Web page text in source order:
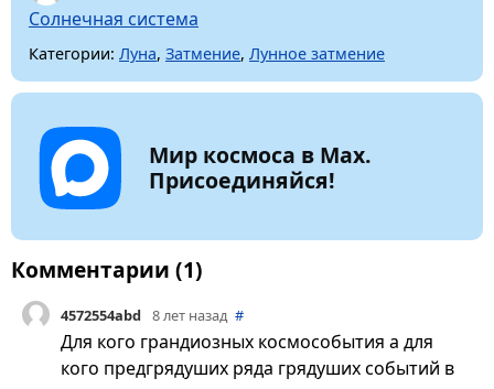
Солнечная система
Категории: Луна, Затмение, Лунное затмение
Мир космоса в Max.
Присоединяйся!
Комментарии (1)
4572554abd 8 лет назад #
Для кого грандиозных космособытия а для
кого предгрядуших ряда грядуших событий в